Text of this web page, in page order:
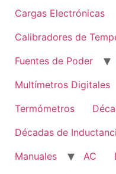
Cargas Electrónicas
Calibradores de
Fuentes de Poder
Multímetros Digitales
Termómetros
Décadas de
Manuales
AC